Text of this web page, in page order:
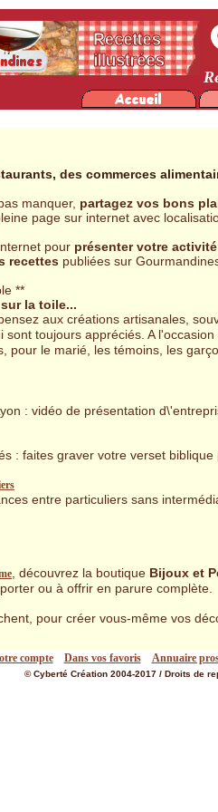
des commerces
manquer, partagez vos bons
page sur internet avec
pour présenter votre
recettes publiées sur
**
la toile...
aux créations artisanales,
sont toujours appréciés. A
pour le marié, les témoins, les
: vidéo de présentation
: faites graver votre verset
entre particuliers sans
, découvrez la boutique Bijoux et
ou à offrir en parure complète.
pour créer vous-même vos
compte Dans vos favoris Annuaire
© Cyberté Création 2004-2017 / Droits de